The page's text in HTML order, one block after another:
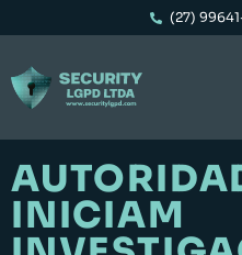
(27)
INICIAM